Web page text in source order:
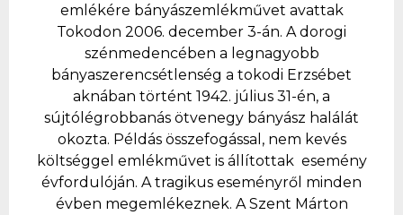
emlékére bányászemlékművet avattak
Tokodon 2006. december 3-án. A dorogi
szénmedencében a legnagyobb
bányaszerencsétlenség a tokodi Erzsébet
aknában történt 1942. július 31-én, a
sújtólégrobbanás ötvenegy bányász halálát
okozta. Példás összefogással, nem kevés
költséggel emlékművet is állítottak esemény
évfordulóján. A tragikus eseményről minden
évben megemlékeznek. A Szent Márton